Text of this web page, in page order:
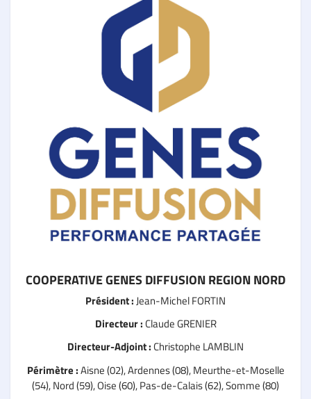
COOPERATIVE GENES DIFFUSION REGION NORD
Président :Jean-Michel FORTIN
Directeur : Claude GRENIER
Directeur-Adjoint : Christophe LAMBLIN
Périmètre :Aisne (02), Ardennes (08), Meurthe-et-Moselle
(54), Nord (59), Oise (60), Pas-de-Calais (62), Somme (80)